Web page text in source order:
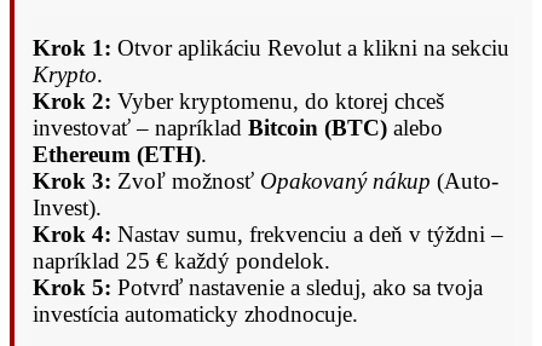
Krok 1: Otvor aplikáciu Revolut a klikni na sekciu
Krypto.
Krok 2: Vyber kryptomenu, do ktorej chceš
investovať – napríklad Bitcoin (BTC) alebo
Ethereum (ETH).
Krok 3: Zvoľ možnosť Opakovaný nákup (Auto-
Invest).
Krok 4: Nastav sumu, frekvenciu a deň v týždni –
napríklad 25 € každý pondelok.
Krok 5: Potvrď nastavenie a sleduj, ako sa tvoja
investícia automaticky zhodnocuje.